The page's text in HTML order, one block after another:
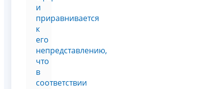
и
приравнивается
к
его
непредставлению,
что
в
соответствии